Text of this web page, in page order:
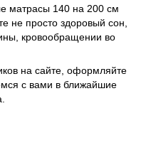
матрасы 140 на 200 см
не просто здоровый сон,
кровообращении во
на сайте, оформляйте
с вами в ближайшие